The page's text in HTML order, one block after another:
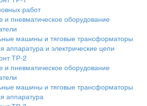
работ
и пневматическое оборудование
машины и тяговые трансформаторы
аппаратура и электрические цепи
ТР-2
и пневматическое оборудование
машины и тяговые трансформаторы
аппаратура